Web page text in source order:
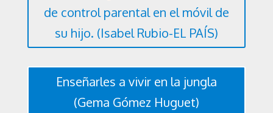
de control parental en el móvil de
su hijo. (Isabel Rubio-EL PAÍS)
Enseñarles a vivir en la jungla
(Gema Gómez Huguet)